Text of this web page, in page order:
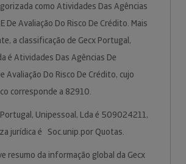
como Atividades Das Agências
De Avaliação Do Risco De Crédito. Mais
a classificação de Gecx Portugal,
é Atividades Das Agências De
Avaliação Do Risco De Crédito, cujo
corresponde a 82910.
Portugal, Unipessoal, Lda é 509024211,
jurídica é Soc.unip.por Quotas.
resumo da informação global da Gecx